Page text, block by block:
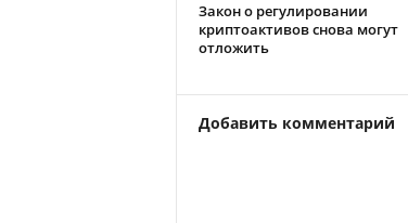
Закон о регулировании
криптоактивов снова могут
отложить
Добавить комментарий